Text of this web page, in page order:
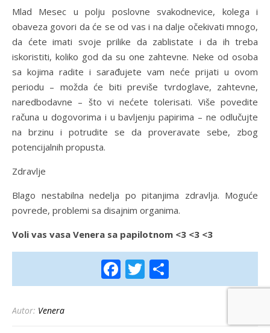
Mlad Mesec u polju poslovne svakodnevice, kolega i
obaveza govori da će se od vas i na dalje očekivati mnogo,
da ćete imati svoje prilike da zablistate i da ih treba
iskoristiti, koliko god da su one zahtevne. Neke od osoba
sa kojima radite i sarađujete vam neće prijati u ovom
periodu – možda će biti previše tvrdoglave, zahtevne,
naredbodavne – što vi nećete tolerisati. Više povedite
računa u dogovorima i u bavljenju papirima – ne odlučujte
na brzinu i potrudite se da proveravate sebe, zbog
potencijalnih propusta.
Zdravlje
Blago nestabilna nedelja po pitanjima zdravlja. Moguće
povrede, problemi sa disajnim organima.
Voli vas vasa Venera sa papilotnom <3 <3 <3
Facebook
Twitter
Autor: Venera